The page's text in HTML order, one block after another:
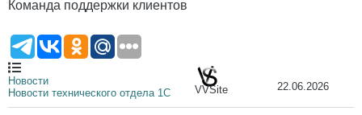
Команда поддержки клиентов
Новости
Новости технического отдела 1С
VVSite 22.06.2026